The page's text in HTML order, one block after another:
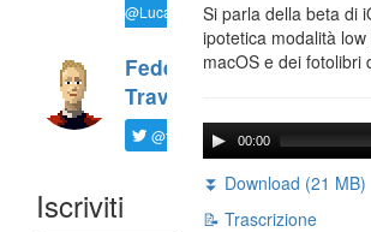
@LucaTNT
Federico
Travaini
@ftrava
Iscriviti
Si parla della beta di
ipotetica modalità
macOS e dei fotolibri
00:00
⏬ Download (21 MB)
📝 Trascrizione